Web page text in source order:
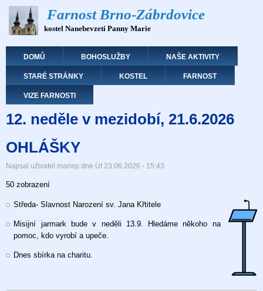
Přejít
hlavnímu
Farnost Brno-Zábrdovice
kostel Nanebevzetí Panny Marie
Hlavní navigace
DOMŮ BOHOSLUŽBY NAŠE AKTIVITY
STARÉ STRÁNKY KOSTEL FARNOST
VIZE FARNOSTI
12. neděle v mezidobí, 21.6.2026
OHLÁŠKY
Napsal uživatel mariep dne Út 23.06.2026 - 15:43
50 zobrazení
Středa- Slavnost Narození sv. Jana Křtitele
Misijní jarmark bude v neděli 13.9. Hledáme někoho na
pomoc, kdo vyrobí a upeče.
Dnes sbírka na charitu.